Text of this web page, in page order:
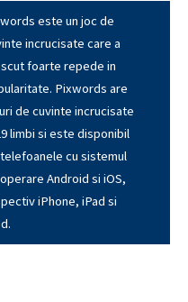
este un joc de
incrucisate care a
foarte repede in
Pixwords are
de cuvinte incrucisate
limbi si este disponibil
cu sistemul
Android si iOS,
iPhone, iPad si